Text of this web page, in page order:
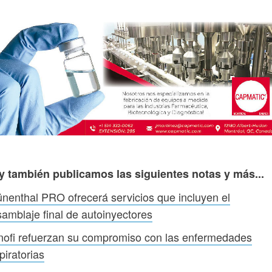
también publicamos las siguientes notas y más...
PRO ofrecerá servicios que incluyen el
final de autoinyectores
refuerzan su compromiso con las enfermedades